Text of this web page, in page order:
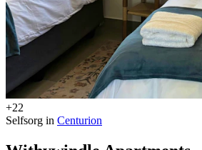
+22
Selfsorg in Centurion